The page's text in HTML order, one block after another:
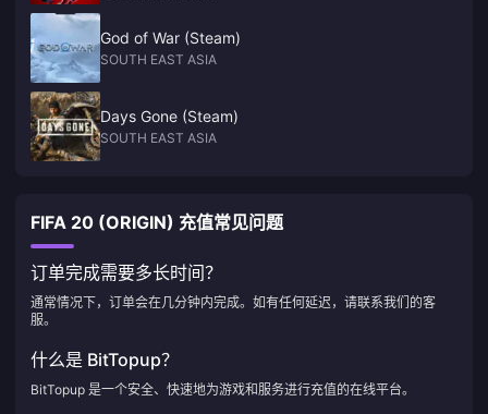
God of War (Steam)
SOUTH EAST ASIA
Days Gone (Steam)
SOUTH EAST ASIA
FIFA 20 (ORIGIN) 充值常见问题
订单完成需要多长时间？
通常情况下，订单会在几分钟内完成。如有任何延迟，请联系我们的客
服。
什么是 BitTopup？
BitTopup 是一个安全、快速地为游戏和服务进行充值的在线平台。